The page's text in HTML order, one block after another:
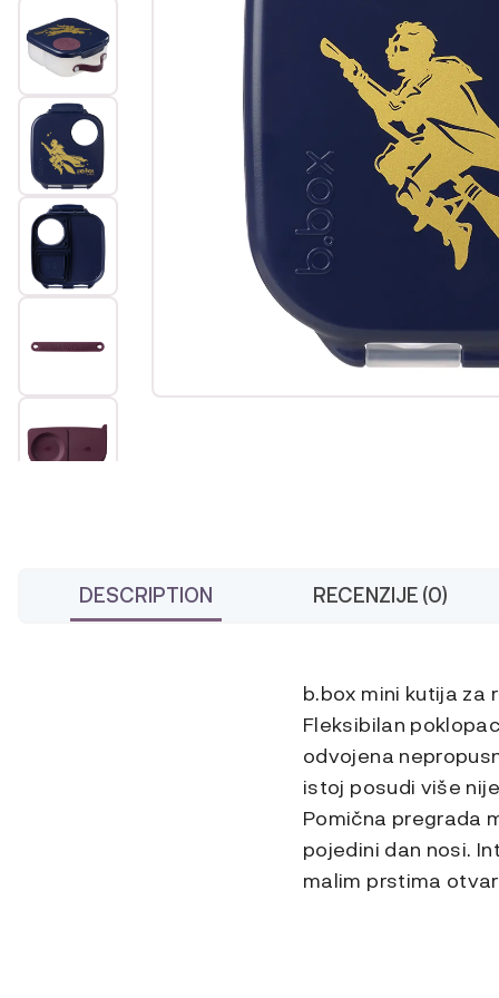
DESCRIPTION RECENZIJE (0)
b.box mini kutija za
Fleksibilan
odvojena
istoj posudi više
Pomična pregrada
pojedini dan nosi.
malim prstima